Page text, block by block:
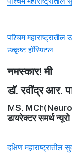
पश्चिम महाराष्ट्रातील
उत्कृष्ट हॉस्पिटल
नमस्कार! मी
डॉ. रवींद्र आर.
MS,
डायरेक्टर समर्थ
दक्षिण महाराष्ट्रातील